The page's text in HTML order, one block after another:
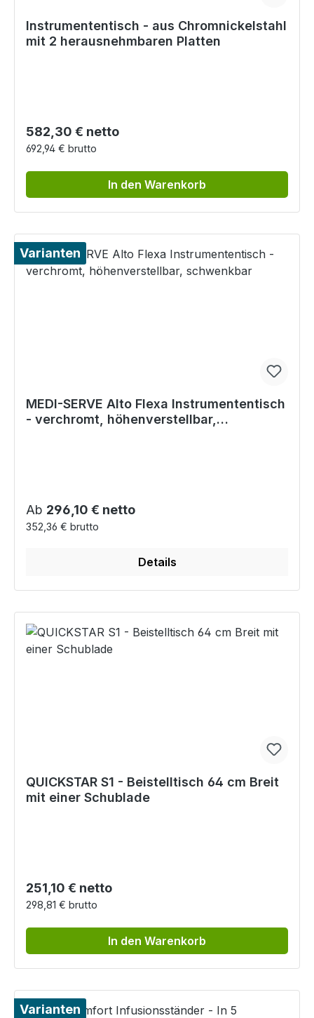
Instrumententisch - aus Chromnickelstahl
mit 2 herausnehmbaren Platten
Regulärer Preis:
582,30 € netto
692,94 € brutto
In den Warenkorb
Varianten
MEDI-SERVE Alto Flexa Instrumententisch
- verchromt, höhenverstellbar,
Regulärer Preis:
Ab 296,10 € netto
352,36 € brutto
Details
QUICKSTAR S1 - Beistelltisch 64 cm Breit
mit einer Schublade
Regulärer Preis:
251,10 € netto
298,81 € brutto
In den Warenkorb
Varianten